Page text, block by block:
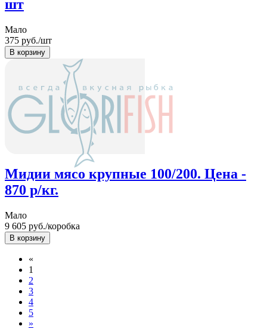
шт
Мало
375 руб./шт
Мидии мясо крупные 100/200. Цена -
870 р/кг.
Мало
9 605 руб./коробка
«
1
2
3
4
5
»